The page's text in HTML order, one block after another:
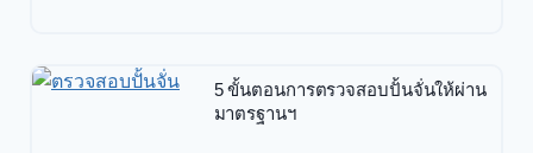
5 ขั้นตอนการตรวจสอบปั้นจั่นให้ผ่าน
มาตรฐานฯ